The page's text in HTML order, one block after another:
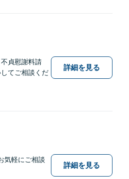
貞慰謝料請
てご相談くだ
詳細を見る
気軽にご相談
詳細を見る